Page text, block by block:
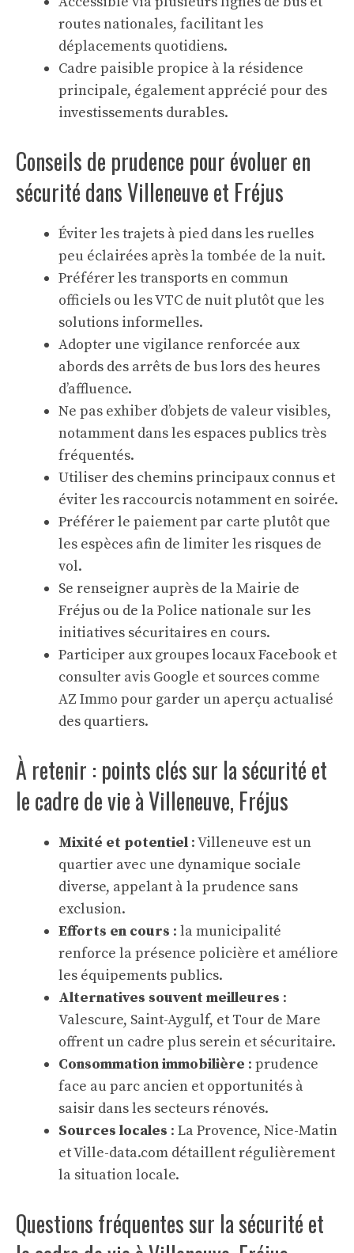
routes nationales, facilitant les
déplacements quotidiens.
Cadre paisible propice à la résidence
principale, également apprécié pour des
investissements durables.
Conseils de prudence pour évoluer en
sécurité dans Villeneuve et Fréjus
Éviter les trajets à pied dans les ruelles
peu éclairées après la tombée de la nuit.
Préférer les transports en commun
officiels ou les VTC de nuit plutôt que les
solutions informelles.
Adopter une vigilance renforcée aux
abords des arrêts de bus lors des heures
d’affluence.
Ne pas exhiber d’objets de valeur visibles,
notamment dans les espaces publics très
fréquentés.
Utiliser des chemins principaux connus et
éviter les raccourcis notamment en soirée.
Préférer le paiement par carte plutôt que
les espèces afin de limiter les risques de
vol.
Se renseigner auprès de la Mairie de
Fréjus ou de la Police nationale sur les
initiatives sécuritaires en cours.
Participer aux groupes locaux Facebook et
consulter avis Google et sources comme
AZ Immo pour garder un aperçu actualisé
des quartiers.
À retenir : points clés sur la sécurité et
le cadre de vie à Villeneuve, Fréjus
Mixité et potentiel : Villeneuve est un
quartier avec une dynamique sociale
diverse, appelant à la prudence sans
exclusion.
Efforts en cours : la municipalité
renforce la présence policière et améliore
les équipements publics.
Alternatives souvent meilleures :
Valescure, Saint-Aygulf, et Tour de Mare
offrent un cadre plus serein et sécuritaire.
Consommation immobilière : prudence
face au parc ancien et opportunités à
saisir dans les secteurs rénovés.
Sources locales : La Provence, Nice-Matin
et Ville-data.com détaillent régulièrement
la situation locale.
Questions fréquentes sur la sécurité et